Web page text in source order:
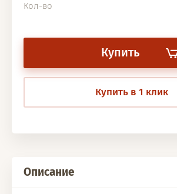
Кол-во
Купить
Купить в 1 клик
Описание